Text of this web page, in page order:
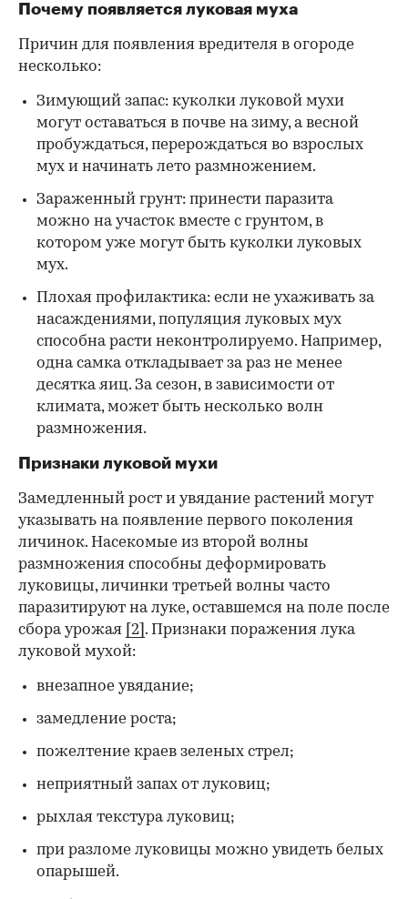
Почему появляется луковая муха
Причин для появления вредителя в огороде
несколько:
Зимующий запас: куколки луковой мухи
могут оставаться в почве на зиму, а весной
пробуждаться, перерождаться во взрослых
мух и начинать лето размножением.
Зараженный грунт: принести паразита
можно на участок вместе с грунтом, в
котором уже могут быть куколки луковых
мух.
Плохая профилактика: если не ухаживать за
насаждениями, популяция луковых мух
способна расти неконтролируемо. Например,
одна самка откладывает за раз не менее
десятка яиц. За сезон, в зависимости от
климата, может быть несколько волн
размножения.
Признаки луковой мухи
Замедленный рост и увядание растений могут
указывать на появление первого поколения
личинок. Насекомые из второй волны
размножения способны деформировать
луковицы, личинки третьей волны часто
паразитируют на луке, оставшемся на поле после
сбора урожая [2] . Признаки поражения лука
луковой мухой:
внезапное увядание;
замедление роста;
пожелтение краев зеленых стрел;
неприятный запах от луковиц;
рыхлая текстура луковиц;
при разломе луковицы можно увидеть белых
опарышей.